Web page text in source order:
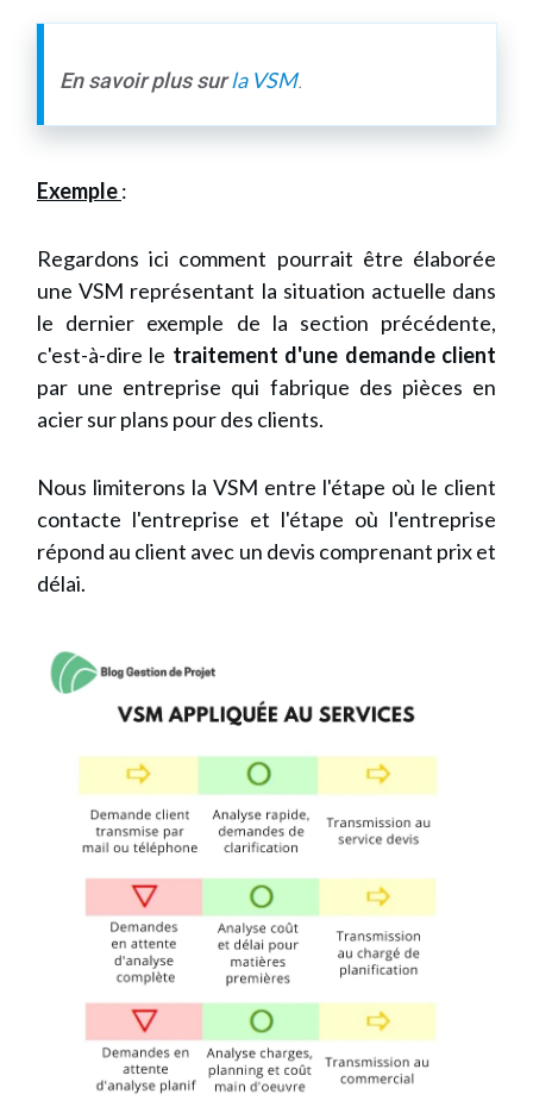
En savoir plus surla VSM.
Exemple:
Regardons ici comment pourrait être élaborée
une VSM représentant la situation actuelle dans
le dernier exemple de la section précédente,
c'est-à-dire le traitement d'une demande client
par une entreprise qui fabrique des pièces en
acier sur plans pour des clients.
Nous limiterons la VSM entre l'étape où le client
contacte l'entreprise et l'étape où l'entreprise
répond au client avec un devis comprenant prix et
délai.